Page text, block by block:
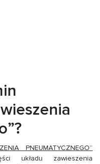
PNEUMATYCZNEGO”
układu zawieszenia